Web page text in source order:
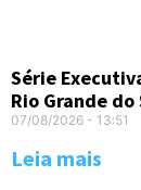
Série
Rio Grande do
07/08/2026 13:51
Leia mais